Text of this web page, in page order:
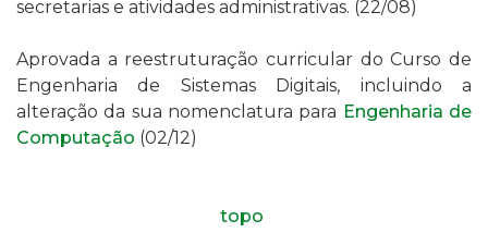
secretarias e atividades administrativas. (22/08)
Aprovada a reestruturação curricular do Curso de
Engenharia de Sistemas Digitais, incluindo a
alteração da sua nomenclatura para Engenharia de
Computação (02/12)
topo